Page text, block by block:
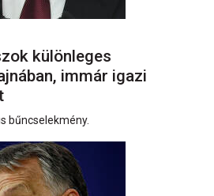
különleges
immár igazi
bűncselekmény.